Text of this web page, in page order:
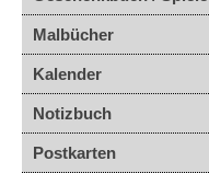
Malbücher
Kalender
Notizbuch
Postkarten